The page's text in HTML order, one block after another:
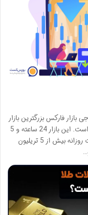
بازار فارکس بزرگترین بازار
مالی جهان بستری برای تبادل ارزهای مختلف است. این بازار 24 ساعته و 5
روز در هفته فعالیت می کند و با حجم معاملات روزانه بیش از 5 تریلیون